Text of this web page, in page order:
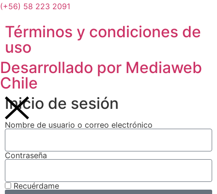
(+56) 58 223 2091
Términos y condiciones de
uso
Desarrollado por Mediaweb
Chile
Inicio de sesión
Nombre de usuario o correo electrónico
Contraseña
Recuérdame